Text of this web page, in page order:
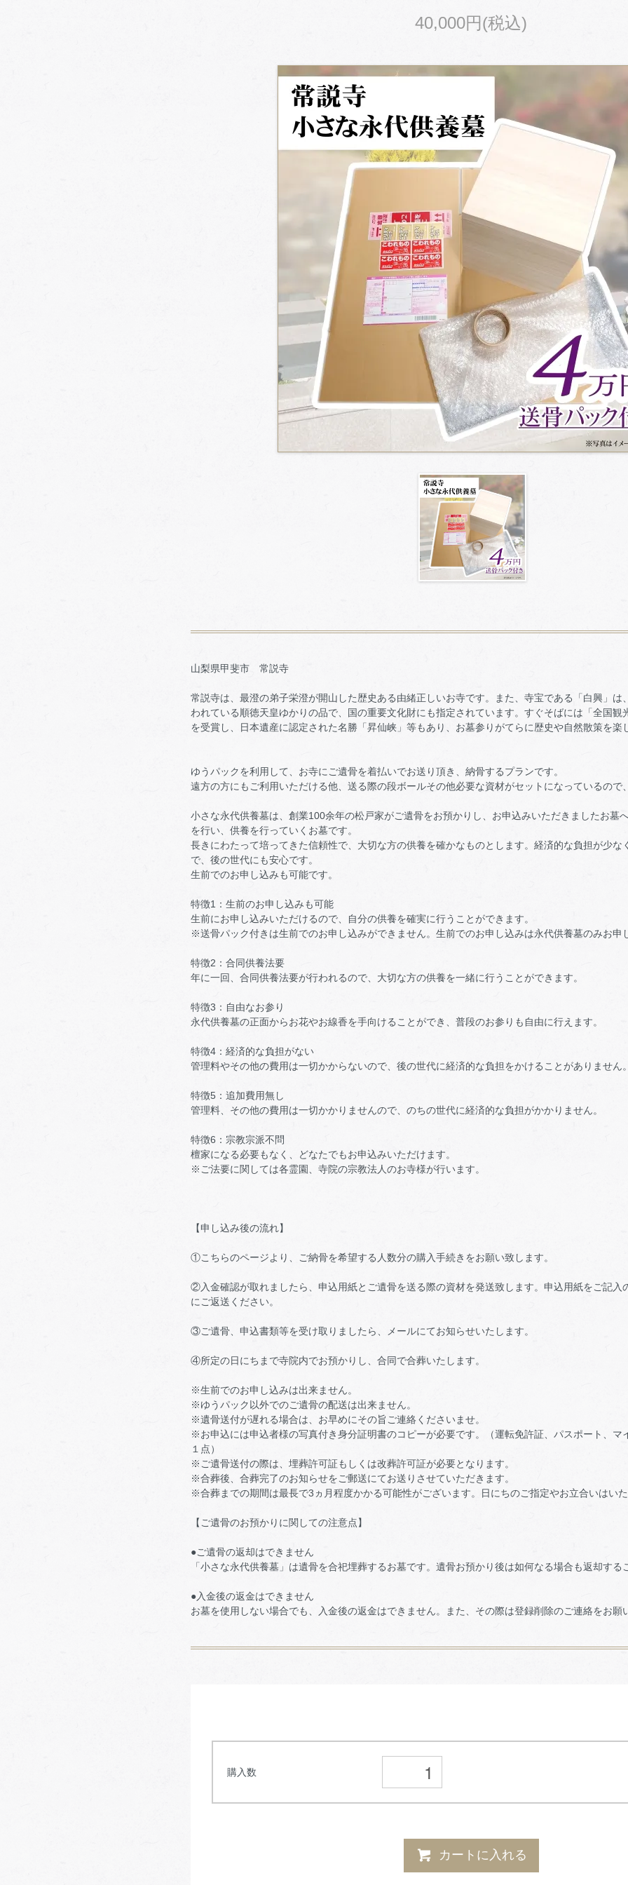
40,000円(税込)
山梨県甲斐市 常説寺
常説寺は、最澄の弟子栄澄が開山した歴史ある由緒正しいお寺です。また、寺宝である「白興」は
われている順徳天皇ゆかりの品で、国の重要文化財にも指定されています。すぐそばには「全国観
を受賞し、日本遺産に認定された名勝「昇仙峡」等もあり、お墓参りがてらに歴史や自然散策を楽
ゆうパックを利用して、お寺にご遺骨を着払いでお送り頂き、納骨するプランです。
遠方の方にもご利用いただける他、送る際の段ボールその他必要な資材がセットになっているので
小さな永代供養墓は、創業100余年の松戸家がご遺骨をお預かりし、お申込みいただきましたお墓
を行い、供養を行っていくお墓です。
長きにわたって培ってきた信頼性で、大切な方の供養を確かなものとします。経済的な負担が少な
で、後の世代にも安心です。
生前でのお申し込みも可能です。
特徴1：生前のお申し込みも可能
生前にお申し込みいただけるので、自分の供養を確実に行うことができます。
※送骨パック付きは生前でのお申し込みができません。生前でのお申し込みは永代供養墓のみお申
特徴2：合同供養法要
年に一回、合同供養法要が行われるので、大切な方の供養を一緒に行うことができます。
特徴3：自由なお参り
永代供養墓の正面からお花やお線香を手向けることができ、普段のお参りも自由に行えます。
特徴4：経済的な負担がない
管理料やその他の費用は一切かからないので、後の世代に経済的な負担をかけることがありません
特徴5：追加費用無し
管理料、その他の費用は一切かかりませんので、のちの世代に経済的な負担がかかりません。
特徴6：宗教宗派不問
檀家になる必要もなく、どなたでもお申込みいただけます。
※ご法要に関しては各霊園、寺院の宗教法人のお寺様が行います。
【申し込み後の流れ】
①こちらのページより、ご納骨を希望する人数分の購入手続きをお願い致します。
②入金確認が取れましたら、申込用紙とご遺骨を送る際の資材を発送致します。申込用紙をご記入
にご返送ください。
③ご遺骨、申込書類等を受け取りましたら、メールにてお知らせいたします。
④所定の日にちまで寺院内でお預かりし、合同で合葬いたします。
※生前でのお申し込みは出来ません。
※ゆうパック以外でのご遺骨の配送は出来ません。
※遺骨送付が遅れる場合は、お早めにその旨ご連絡くださいませ。
※お申込には申込者様の写真付き身分証明書のコピーが必要です。（運転免許証、パスポート、マ
１点）
※ご遺骨送付の際は、埋葬許可証もしくは改葬許可証が必要となります。
※合葬後、合葬完了のお知らせをご郵送にてお送りさせていただきます。
※合葬までの期間は最長で3ヵ月程度かかる可能性がございます。日にちのご指定やお立合いはい
【ご遺骨のお預かりに関しての注意点】
●ご遺骨の返却はできません
「小さな永代供養墓」は遺骨を合祀埋葬するお墓です。遺骨お預かり後は如何なる場合も返却する
●入金後の返金はできません
お墓を使用しない場合でも、入金後の返金はできません。また、その際は登録削除のご連絡をお願
購入数
カートに入れる